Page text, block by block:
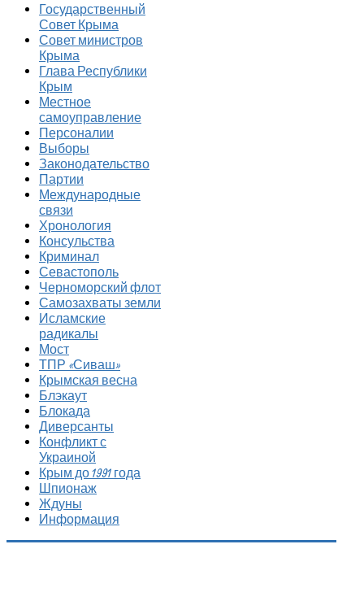
Государственный
Совет Крыма
Совет министров
Крыма
Глава Республики
Крым
Местное
самоуправление
Персоналии
Выборы
Законодательство
Партии
Международные
связи
Хронология
Консульства
Криминал
Севастополь
Черноморский флот
Самозахваты земли
Исламские
радикалы
Мост
ТПР «Сиваш»
Крымская весна
Блэкаут
Блокада
Диверсанты
Конфликт с
Украиной
Крым до 1991 года
Шпионаж
Ждуны
Информация